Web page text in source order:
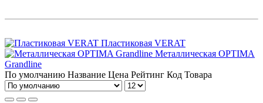
Пластиковая VERAT
Металлическая OPTIMA
Grandline
По умолчанию Название Цена Рейтинг Код Товара